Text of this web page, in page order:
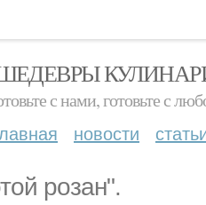
с нами, готовьте с
новости
розан".